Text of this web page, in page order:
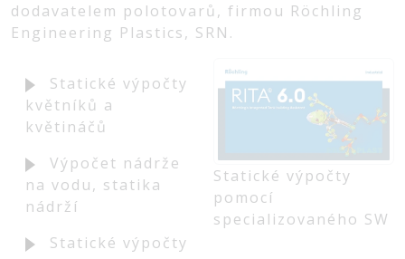
dodavatelem polotovarů, firmou Röchling
Engineering Plastics, SRN.
Statické výpočty
květníků a
květináčů
Výpočet nádrže
na vodu, statika
nádrží
Statické výpočty
Statické výpočty
pomocí
specializovaného SW